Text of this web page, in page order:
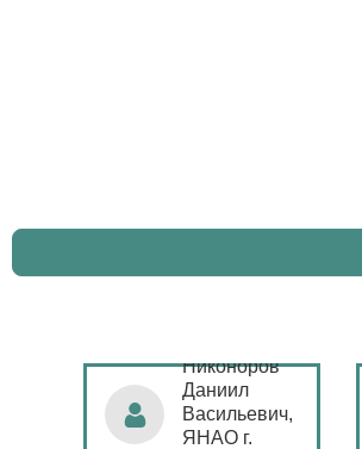
Никоноров
Даниил
Васильевич,
ЯНАО г.